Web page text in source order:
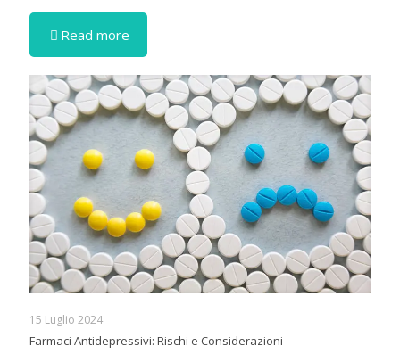
Read more
15 Luglio 2024
Farmaci Antidepressivi: Rischi e Considerazioni